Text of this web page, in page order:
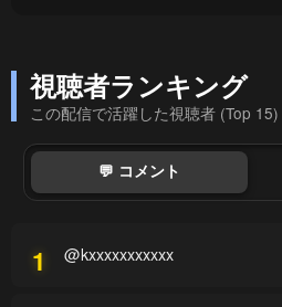
視聴者ランキング
この配信で活躍した視聴者 (Top 15)
💬 コメント
1 @kxxxxxxxxxxx